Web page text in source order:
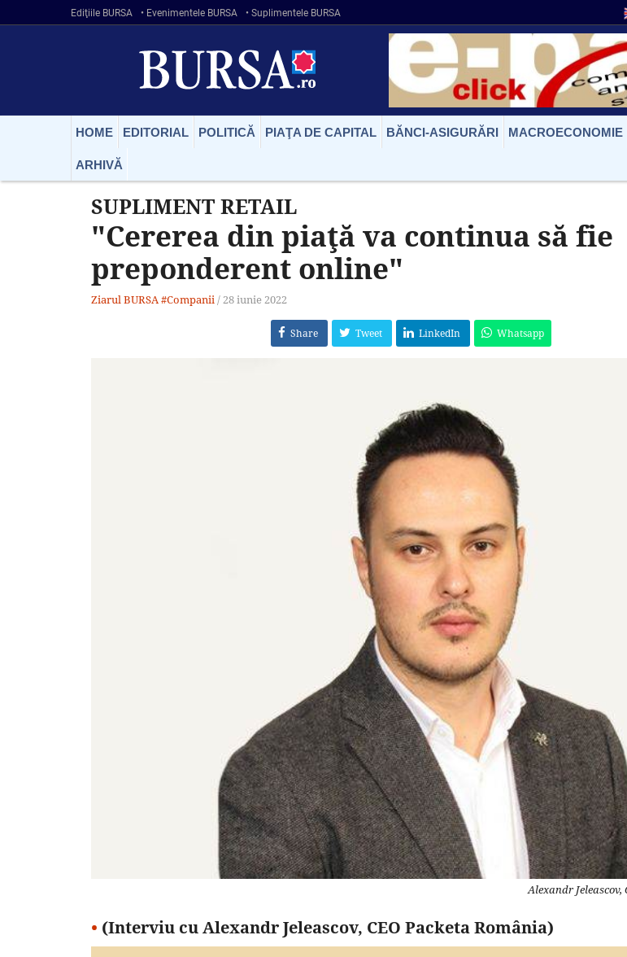
Ediţiile BURSA • Evenimentele BURSA • Suplimentele BURSA
HOME EDITORIAL POLITICĂ PIAŢA DE CAPITAL BĂNCI-ASIGURĂRI MACROECONOMIE
ARHIVĂ
SUPLIMENT RETAIL
"Cererea din piaţă va continua să fie
preponderent online"
Ziarul BURSA #Companii / 28 iunie 2022
Share Tweet LinkedIn Whatsapp
Alexandr
• (Interviu cu Alexandr Jeleascov, CEO Packeta România)